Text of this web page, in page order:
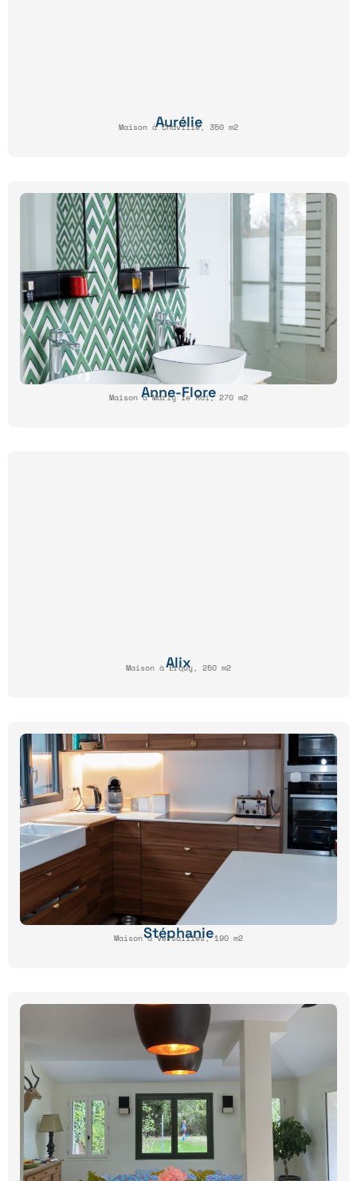
Aurélie
Maison à Chaville, 350 m2
Anne-Flore
Maison à Marly le Roi, 270 m2
Alix
Maison à Erquy, 250 m2
Stéphanie
Maison à Versailles, 190 m2